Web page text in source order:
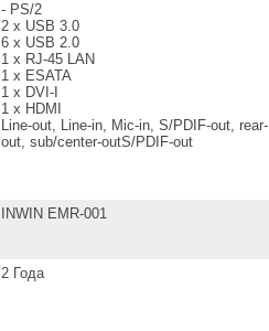
- PS/2
2 x USB 3.0
6 x USB 2.0
1 x RJ-45 LAN
1 x ESATA
1 x DVI-I
1 x HDMI
Line-out, Line-in, Mic-in, S/PDIF-out, rear-
out, sub/center-outS/PDIF-out
INWIN EMR-001
2 Года